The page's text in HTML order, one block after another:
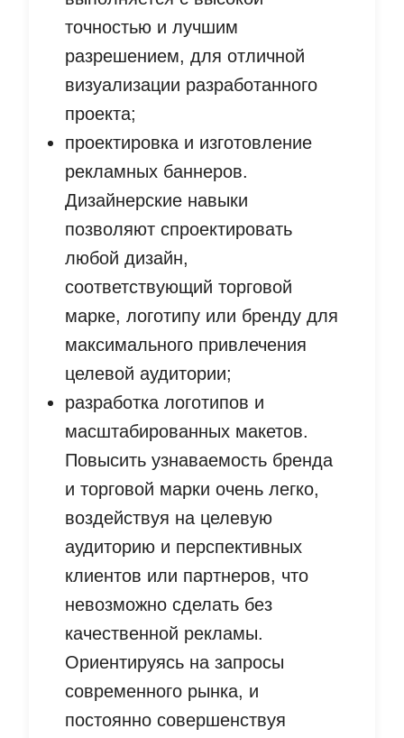
точностью и лучшим
разрешением, для отличной
визуализации разработанного
проекта;
проектировка и изготовление
рекламных баннеров.
Дизайнерские навыки
позволяют спроектировать
любой дизайн,
соответствующий торговой
марке, логотипу или бренду для
максимального привлечения
целевой аудитории;
разработка логотипов и
масштабированных макетов.
Повысить узнаваемость бренда
и торговой марки очень легко,
воздействуя на целевую
аудиторию и перспективных
клиентов или партнеров, что
невозможно сделать без
качественной рекламы.
Ориентируясь на запросы
современного рынка, и
постоянно совершенствуя